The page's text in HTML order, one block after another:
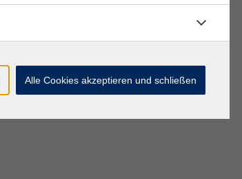
Alle Cookies akzeptieren und schließen